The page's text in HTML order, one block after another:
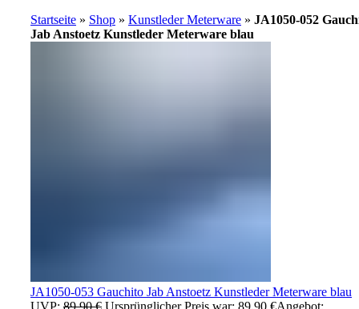
Startseite » Shop » Kunstleder Meterware » JA1050-052
Jab Anstoetz Kunstleder Meterware blau
JA1050-053 Gauchito Jab Anstoetz Kunstleder Meterware blau
UVP: 89,90€ Ursprünglicher Preis war: 89,90 €Angebot: